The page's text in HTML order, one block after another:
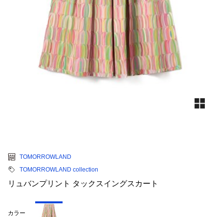
TOMORROWLAND
TOMORROWLAND collection
リュバンプリント タックスイングスカート
カラー